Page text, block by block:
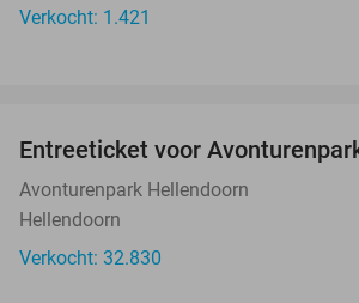
Verkocht: 1.421
Entreeticket voor
Avonturenpark Hellendoorn
Hellendoorn
Verkocht: 32.830